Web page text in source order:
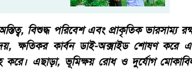
বিশুদ্ধ পরিবেশ এবং প্রাকৃতিক ভারসাম্য
ক্ষতিকর কার্বন ডাই-অক্সাইড শোষণ করে
এছাড়া, ভূমিক্ষয় রোধ ও দুর্যোগ